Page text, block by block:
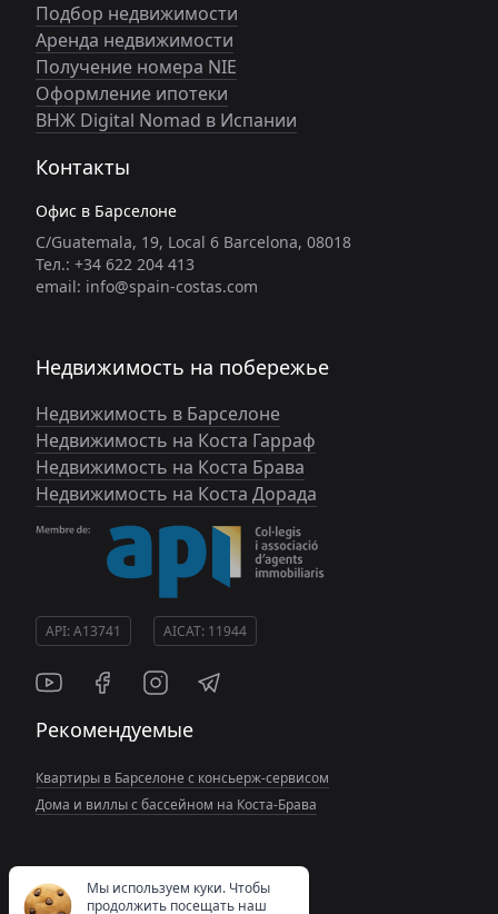
Подбор недвижимости
Аренда недвижимости
Получение номера NIE
Оформление ипотеки
ВНЖ Digital Nomad в Испании
Контакты
Офис в Барселоне
C/Guatemala, 19, Local 6 Barcelona, 08018
Тел.: +34 622 204 413
email: info@spain-costas.com
Недвижимость на побережье
Недвижимость в Барселоне
Недвижимость на Коста Гарраф
Недвижимость на Коста Брава
Недвижимость на Коста Дорада
API: A13741 AICAT: 11944
Рекомендуемые
Квартиры в Барселоне с консьерж-сервисом
Дома и виллы с бассейном на Коста-Брава
Мы используем куки. Чтобы
продолжить посещать наш